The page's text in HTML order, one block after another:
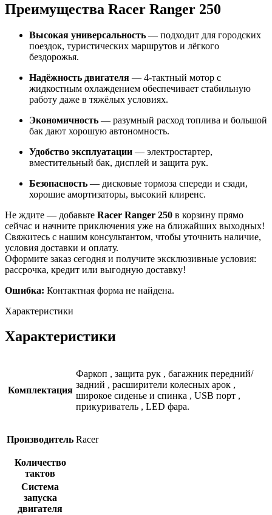
Преимущества Racer Ranger 250
Высокая универсальность — подходит для городских
поездок, туристических маршрутов и лёгкого
бездорожья.
Надёжность двигателя — 4-тактный мотор с
жидкостным охлаждением обеспечивает стабильную
работу даже в тяжёлых условиях.
Экономичность — разумный расход топлива и большой
бак дают хорошую автономность.
Удобство эксплуатации — электростартер,
вместительный бак, дисплей и защита рук.
Безопасность — дисковые тормоза спереди и сзади,
хорошие амортизаторы, высокий клиренс.
Не ждите — добавьте Racer Ranger 250 в корзину прямо
сейчас и начните приключения уже на ближайших выходных!
Свяжитесь с нашим консультантом, чтобы уточнить наличие,
условия доставки и оплату.
Оформите заказ сегодня и получите эксклюзивные условия:
рассрочка, кредит или выгодную доставку!
Ошибка: Контактная форма не найдена.
Характеристики
Характеристики
Комплектация
Фаркоп , защита рук , багажник передний/
задний , расширители колесных арок ,
широкое сиденье и спинка , USB порт ,
прикуриватель , LED фара.
Производитель Racer
Количество
тактов
Система
запуска
двигателя